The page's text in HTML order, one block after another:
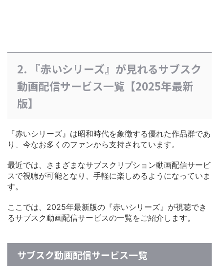
2. 『赤いシリーズ』が見れるサブスク
動画配信サービス一覧【2025年最新
版】
『赤いシリーズ』は昭和時代を象徴する優れた作品群であ
り、今なお多くのファンから支持されています。
最近では、さまざまなサブスクリプション動画配信サービ
スで視聴が可能となり、手軽に楽しめるようになっていま
す。
ここでは、2025年最新版の『赤いシリーズ』が視聴でき
るサブスク動画配信サービスの一覧をご紹介します。
サブスク動画配信サービス一覧